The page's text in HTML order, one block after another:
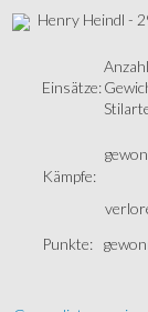
Henry Heindl -
Einsätze:
Kämpfe:
Punkte: